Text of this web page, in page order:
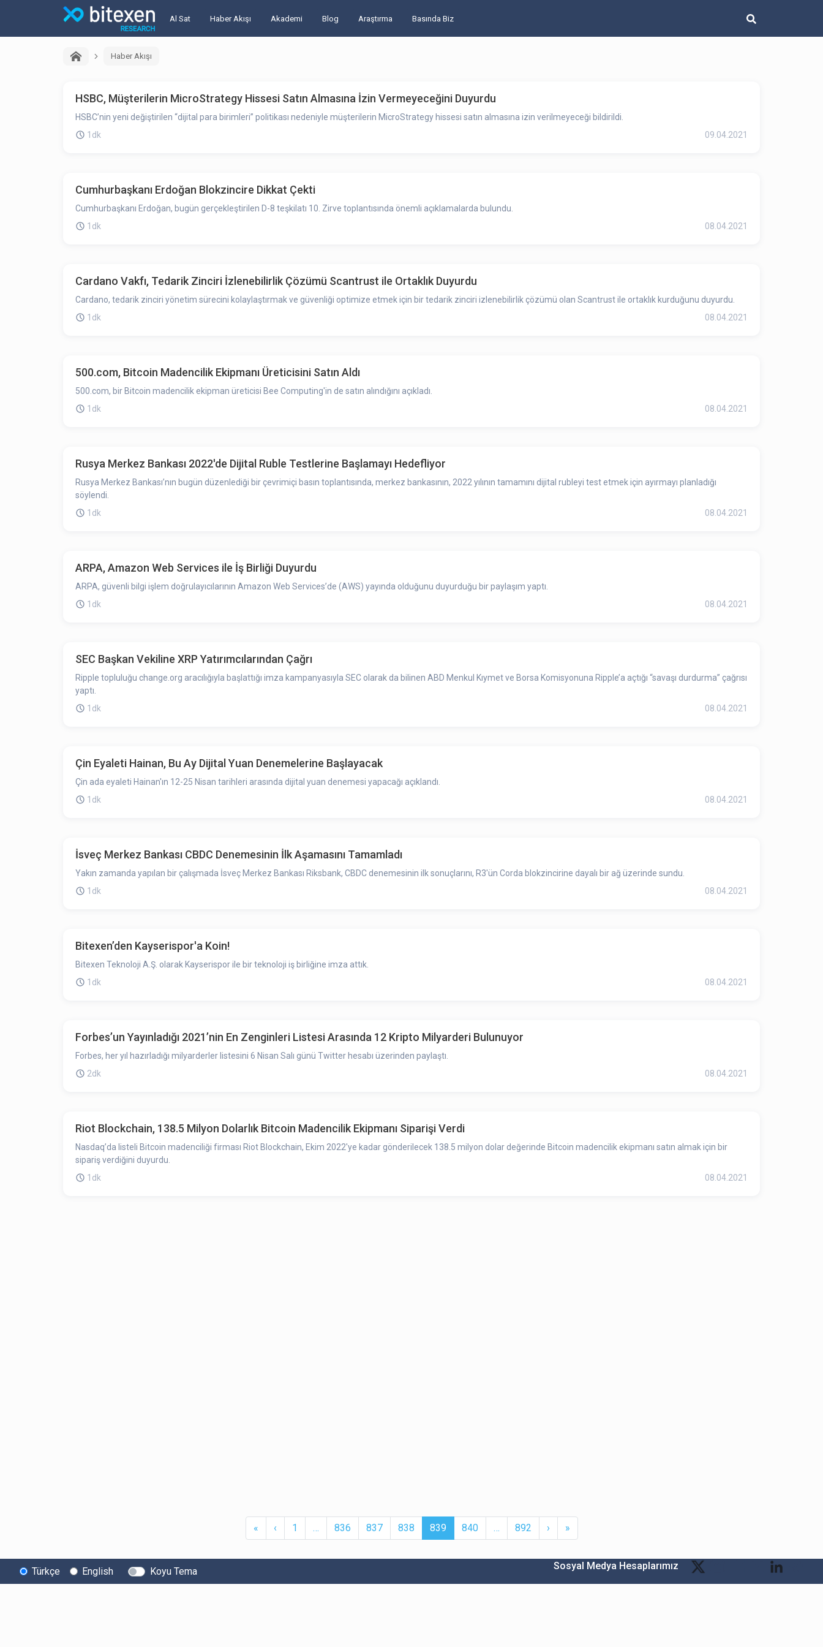
Al Sat Haber Akışı Akademi Blog Araştırma Basında Biz
Haber Akışı
HSBC, Müşterilerin MicroStrategy Hissesi Satın Almasına İzin Vermeyeceğini Duyurdu
HSBC’nin yeni değiştirilen “dijital para birimleri” politikası nedeniyle müşterilerin MicroStrategy hissesi satın almasına izin verilmeyeceği bildirildi.
1dk
09.04.2021
Cumhurbaşkanı Erdoğan Blokzincire Dikkat Çekti
Cumhurbaşkanı Erdoğan, bugün gerçekleştirilen D-8 teşkilatı 10. Zirve toplantısında önemli açıklamalarda bulundu.
1dk
08.04.2021
Cardano Vakfı, Tedarik Zinciri İzlenebilirlik Çözümü Scantrust ile Ortaklık Duyurdu
Cardano, tedarik zinciri yönetim sürecini kolaylaştırmak ve güvenliği optimize etmek için bir tedarik zinciri izlenebilirlik çözümü olan Scantrust ile ortaklık kurduğunu duyurdu.
1dk
08.04.2021
500.com, Bitcoin Madencilik Ekipmanı Üreticisini Satın Aldı
500.com, bir Bitcoin madencilik ekipman üreticisi Bee Computing'in de satın alındığını açıkladı.
1dk
08.04.2021
Rusya Merkez Bankası 2022'de Dijital Ruble Testlerine Başlamayı Hedefliyor
Rusya Merkez Bankası’nın bugün düzenlediği bir çevrimiçi basın toplantısında, merkez bankasının, 2022 yılının tamamını dijital rubleyi test etmek için ayırmayı planladığı
söylendi.
1dk
08.04.2021
ARPA, Amazon Web Services ile İş Birliği Duyurdu
ARPA, güvenli bilgi işlem doğrulayıcılarının Amazon Web Services’de (AWS) yayında olduğunu duyurduğu bir paylaşım yaptı.
1dk
08.04.2021
SEC Başkan Vekiline XRP Yatırımcılarından Çağrı
Ripple topluluğu change.org aracılığıyla başlattığı imza kampanyasıyla SEC olarak da bilinen ABD Menkul Kıymet ve Borsa Komisyonuna Ripple’a açtığı “savaşı durdurma” çağrısı
yaptı.
1dk
08.04.2021
Çin Eyaleti Hainan, Bu Ay Dijital Yuan Denemelerine Başlayacak
Çin ada eyaleti Hainan'ın 12-25 Nisan tarihleri ​​arasında dijital yuan denemesi yapacağı açıklandı.
1dk
08.04.2021
İsveç Merkez Bankası CBDC Denemesinin İlk Aşamasını Tamamladı
Yakın zamanda yapılan bir çalışmada İsveç Merkez Bankası Riksbank, CBDC denemesinin ilk sonuçlarını, R3'ün Corda blokzincirine dayalı bir ağ üzerinde sundu.
1dk
08.04.2021
Bitexen’den Kayserispor'a Koin!
Bitexen Teknoloji A.Ş. olarak Kayserispor ile bir teknoloji iş birliğine imza attık.
1dk
08.04.2021
Forbes’un Yayınladığı 2021’nin En Zenginleri Listesi Arasında 12 Kripto Milyarderi Bulunuyor
Forbes, her yıl hazırladığı milyarderler listesini 6 Nisan Salı günü Twitter hesabı üzerinden paylaştı.
2dk
08.04.2021
Riot Blockchain, 138.5 Milyon Dolarlık Bitcoin Madencilik Ekipmanı Siparişi Verdi
Nasdaq’da listeli Bitcoin madenciliği firması Riot Blockchain, Ekim 2022'ye kadar gönderilecek 138.5 milyon dolar değerinde Bitcoin madencilik ekipmanı satın almak için bir
sipariş verdiğini duyurdu.
1dk
08.04.2021
«First‹Previous
1 …More836 837 838 839(current)
840 …More892 ›Next
»Last
Türkçe English Koyu Tema Sosyal Medya Hesaplarımız